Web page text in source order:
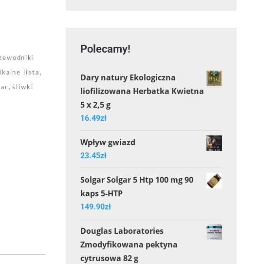
lista ,
,śliwki
Polecamy!
Dary natury Ekologiczna
liofilizowana Herbatka Kwietna
5 x 2,5 g
16.49zł
Wpływ gwiazd
23.45zł
Solgar Solgar 5 Htp 100 mg 90
kaps 5-HTP
149.90zł
Douglas Laboratories
Zmodyfikowana pektyna
cytrusowa 82 g